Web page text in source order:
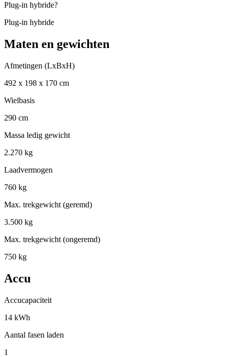
Plug-in hybride?
Plug-in hybride
Maten en gewichten
Afmetingen (LxBxH)
492 x 198 x 170 cm
Wielbasis
290 cm
Massa ledig gewicht
2.270 kg
Laadvermogen
760 kg
Max. trekgewicht (geremd)
3.500 kg
Max. trekgewicht (ongeremd)
750 kg
Accu
Accucapaciteit
14 kWh
Aantal fasen laden
1